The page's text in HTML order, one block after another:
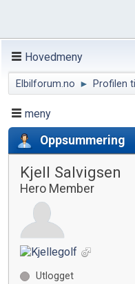
Hovedmeny
Elbilforum.no ► Profilen
meny
Oppsummering
Kjell Salvigsen
Hero Member
Utlogget